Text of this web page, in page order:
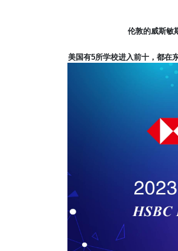
伦敦的威斯敏
美国有5所学校进入前十，都在